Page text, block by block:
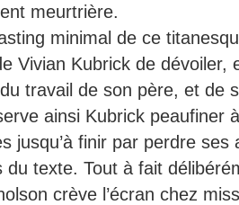
meurtrière.
minimal de ce
Vivian Kubrick de dévoiler,
du travail de son père, et de
ainsi Kubrick peaufiner
jusqu’à finir par perdre ses
du texte. Tout à fait
crève l’écran chez